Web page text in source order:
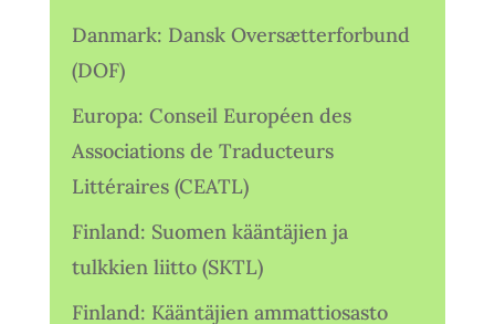
Danmark: Dansk Oversætterforbund
(DOF)
Europa: Conseil Européen des
Associations de Traducteurs
Littéraires (CEATL)
Finland: Suomen kääntäjien ja
tulkkien liitto (SKTL)
Finland: Kääntäjien ammattiosasto